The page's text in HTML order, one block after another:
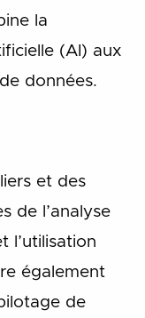
la
(AI) aux
données.
et des
de l’analyse
l’utilisation
également
de